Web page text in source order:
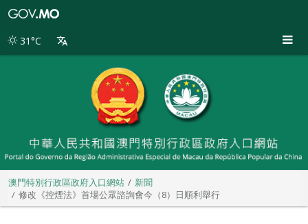
別
31°C
澳門特別行政區政府入口網站
新聞
修改《控煙法》首場公眾諮詢會今（8）日順利舉行